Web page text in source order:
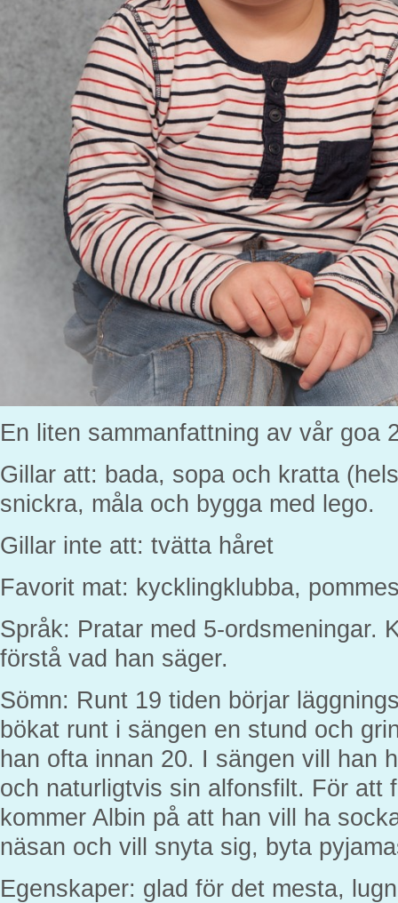
En liten sammanfattning av vår goa
Gillar att: bada, sopa och kratta
snickra, måla och bygga med lego.
Gillar inte att: tvätta håret
Favorit mat: kycklingklubba,
Språk: Pratar med 5-ordsmeningar.
förstå vad han säger.
Sömn: Runt 19 tiden börjar
bökat runt i sängen en stund och
han ofta innan 20. I sängen vill han
och naturligtvis sin alfonsfilt. För att
kommer Albin på att han vill ha
näsan och vill snyta sig, byta
Egenskaper: glad för det mesta,